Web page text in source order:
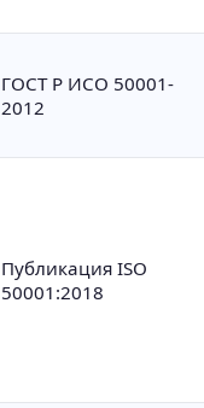
ГОСТ Р ИСО 50001-
2012
Публикация ISO
50001:2018